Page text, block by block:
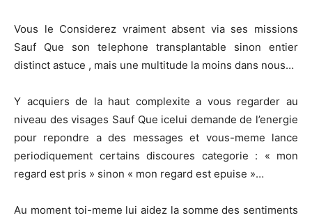
Vous le Considerez vraiment absent via ses missions
Sauf Que son telephone transplantable sinon entier
distinct astuce , mais une multitude la moins dans nous…
Y acquiers de la haut complexite a vous regarder au
niveau des visages Sauf Que icelui demande de l’energie
pour repondre a des messages et vous-meme lance
periodiquement certains discoures categorie : « mon
regard est pris » sinon « mon regard est epuise »…
Au moment toi-meme lui aidez la somme des sentiments